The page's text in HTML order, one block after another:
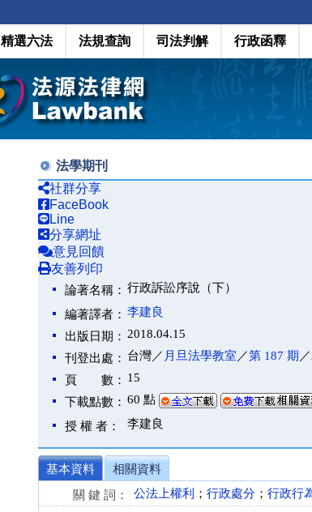
精選六法 法規查詢 司法判解 行政函釋
法學期刊
社群分享
FaceBook
Line
分享網址
意見回饋
友善列印
論著名稱： 行政訴訟序說（下）
編著譯者： 李建良
出版日期： 2018.04.15
刊登出處： 台灣／ 月旦法學教室 ／第 187 期
頁 數： 15
下載點數： 60 點
授 權 者：
李建良
基本資料
相關資料
關 鍵 詞：
公法上權利 ； 行政處分 ； 行政行